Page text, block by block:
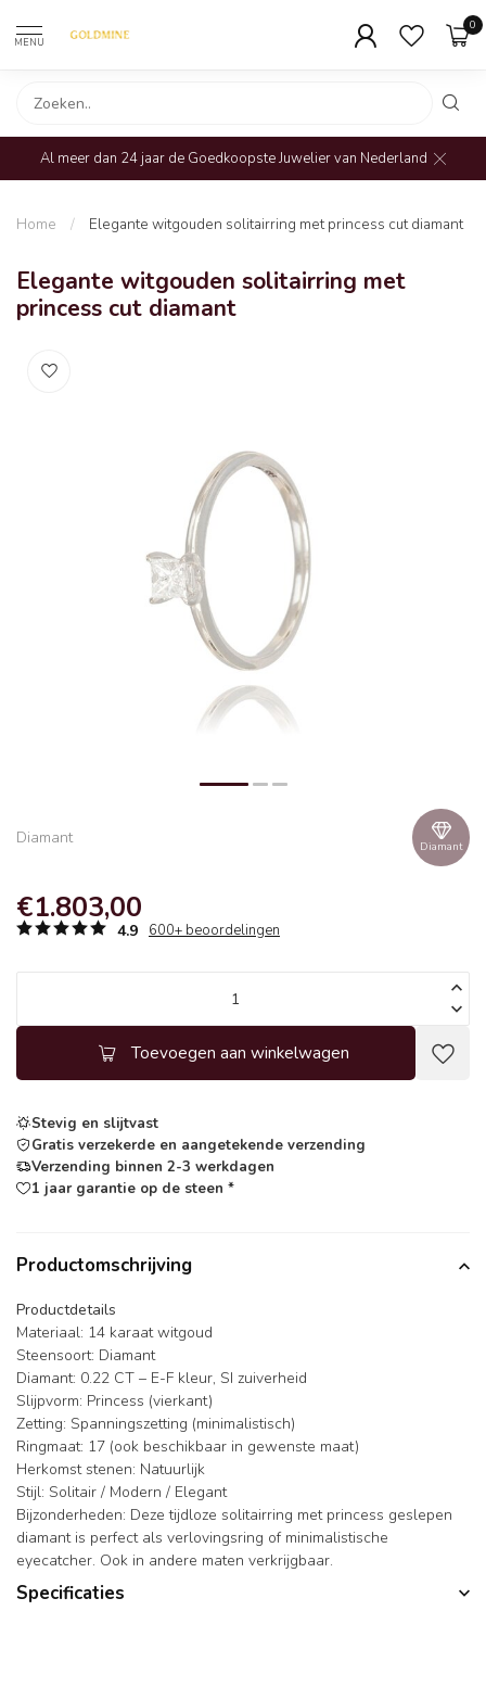
MENU
0
Al meer dan 24 jaar de Goedkoopste Juwelier van Nederland
Home / Elegante witgouden solitairring met princess cut diamant
Elegante witgouden solitairring met
princess cut diamant
Diamant Diamant
€1.803,00
4.9 600+ beoordelingen
Toevoegen aan winkelwagen
Stevig en slijtvast
Gratis verzekerde en aangetekende verzending
Verzending binnen 2-3 werkdagen
1 jaar garantie op de steen *
Productomschrijving
Productdetails
Materiaal: 14 karaat witgoud
Steensoort: Diamant
Diamant: 0.22 CT – E-F kleur, SI zuiverheid
Slijpvorm: Princess (vierkant)
Zetting: Spanningszetting (minimalistisch)
Ringmaat: 17 (ook beschikbaar in gewenste maat)
Herkomst stenen: Natuurlijk
Stijl: Solitair / Modern / Elegant
Bijzonderheden: Deze tijdloze solitairring met princess geslepen
diamant is perfect als verlovingsring of minimalistische
eyecatcher. Ook in andere maten verkrijgbaar.
Specificaties